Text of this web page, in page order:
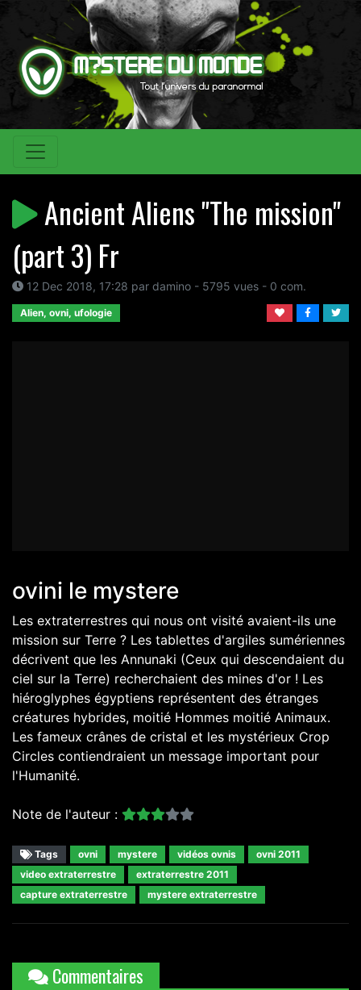
Ancient Aliens "The mission"
(part 3) Fr
12 Dec 2018, 17:28 par damino - 5795 vues - 0 com.
Alien, ovni, ufologie
ovini le mystere
Les extraterrestres qui nous ont visité avaient-ils une
mission sur Terre ? Les tablettes d'argiles sumériennes
décrivent que les Annunaki (Ceux qui descendaient du
ciel sur la Terre) recherchaient des mines d'or ! Les
hiéroglyphes égyptiens représentent des étranges
créatures hybrides, moitié Hommes moitié Animaux.
Les fameux crânes de cristal et les mystérieux Crop
Circles contiendraient un message important pour
l'Humanité.
Note de l'auteur :
Tags ovni mystere vidéos ovnis
ovni 2011
video extraterrestre
extraterrestre 2011
capture extraterrestre
mystere extraterrestre
Commentaires